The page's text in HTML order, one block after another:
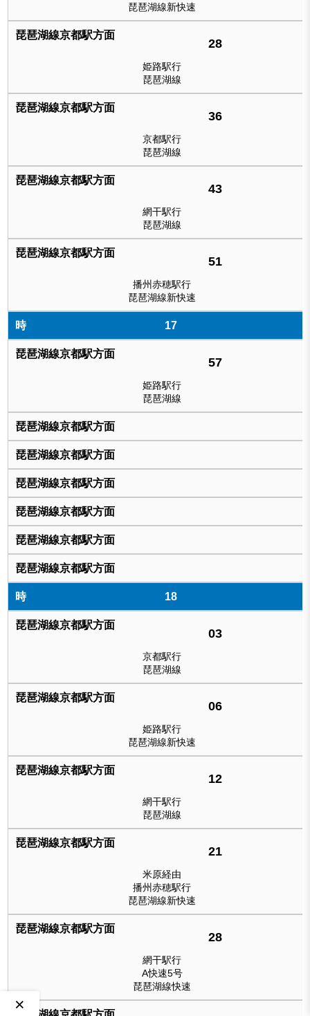
琵琶湖線新快速
28
姫路駅行
琵琶湖線
36
京都駅行
琵琶湖線
43
網干駅行
琵琶湖線
51
播州赤穂駅行
琵琶湖線新快速
17
57
姫路駅行
琵琶湖線
18
03
京都駅行
琵琶湖線
06
姫路駅行
琵琶湖線新快速
12
網干駅行
琵琶湖線
21
米原経由
播州赤穂駅行
琵琶湖線新快速
28
網干駅行
A快速5号
琵琶湖線快速
×